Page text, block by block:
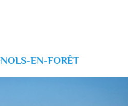
EN-FORÊT